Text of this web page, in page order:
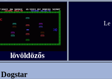
lövöldözős
Le